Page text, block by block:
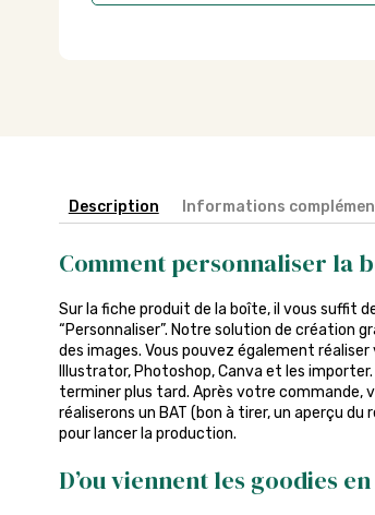
Description Informations
Comment personnaliser la
Sur la fiche produit de la boîte, il vous suffit
“Personnaliser”. Notre solution de création
des images. Vous pouvez également
Illustrator, Photoshop, Canva et les
terminer plus tard. Après votre commande,
réaliserons un BAT (bon à tirer, un aperçu
pour lancer la production.
D’ou viennent les goodies